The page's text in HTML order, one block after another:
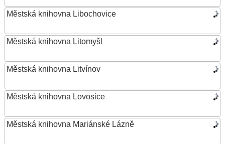
Městská knihovna Libochovice
Městská knihovna Litomyšl
Městská knihovna Litvínov
Městská knihovna Lovosice
Městská knihovna Mariánské Lázně